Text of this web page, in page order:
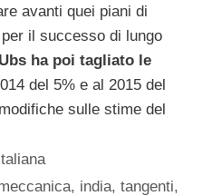
avanti quei piani di
il successo di lungo
Ubs ha poi tagliato le
del 5% e al 2015 del
sulle stime del
, india,tangenti,